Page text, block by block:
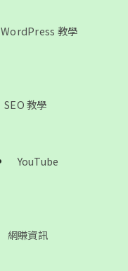
WordPress 教學
SEO 教學
YouTube
網賺資訊